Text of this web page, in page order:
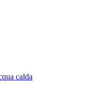
calda